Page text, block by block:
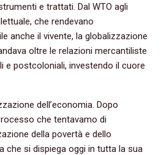
e trattati. Dal WTO agli
che rendevano
anche il vivente, la globalizzazione
oltre le relazioni mercantiliste
e postcoloniali, investendo il cuore
dell’economia. Dopo
che tentavamo di
della povertà e dello
che si dispiega oggi in tutta la sua